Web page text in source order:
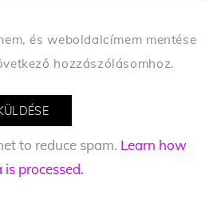
és weboldalcímem mentése
hozzászólásomhoz.
to reduce spam. Learn how
processed.